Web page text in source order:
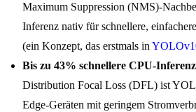
Maximum Suppression (NMS)-
Inferenz nativ für schnellere,
(ein Konzept, das erstmals in
Bis zu 43% schnellere CPU-
Distribution Focal Loss (DFL) ist
Edge-Geräten mit geringem